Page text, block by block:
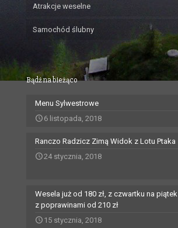
Atrakcje weselne
Samochód ślubny
Bądź na bieżąco
Menu Sylwestrowe
6 listopada, 2018
Ranczo Radzicz Zimą Widok z Lotu Ptaka
24 stycznia, 2018
Wesela już od 180 zł, z czwartku na piątek
z poprawinami od 210 zł
15 stycznia, 2018